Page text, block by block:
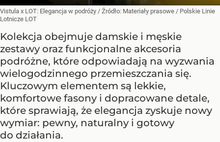
Vistula x LOT: Elegancja w podróży / Źródło: Materiały prasowe / Polskie Linie
Lotnicze LOT
Kolekcja obejmuje damskie i męskie
zestawy oraz funkcjonalne akcesoria
podróżne, które odpowiadają na wyzwania
wielogodzinnego przemieszczania się.
Kluczowym elementem są lekkie,
komfortowe fasony i dopracowane detale,
które sprawiają, że elegancja zyskuje nowy
wymiar: pewny, naturalny i gotowy
do działania.